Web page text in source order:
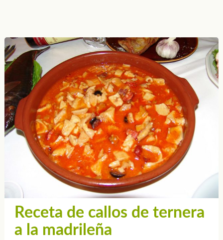
Receta de callos de ternera
a la madrileña